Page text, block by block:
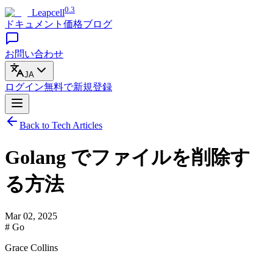
Leapcell0.3
ドキュメント 価格ブログ
お問い合わせ
JA
ログイン無料で新規登録
Back to Tech Articles
Golang でファイルを削除す
る方法
Mar 02, 2025
# Go
Grace Collins